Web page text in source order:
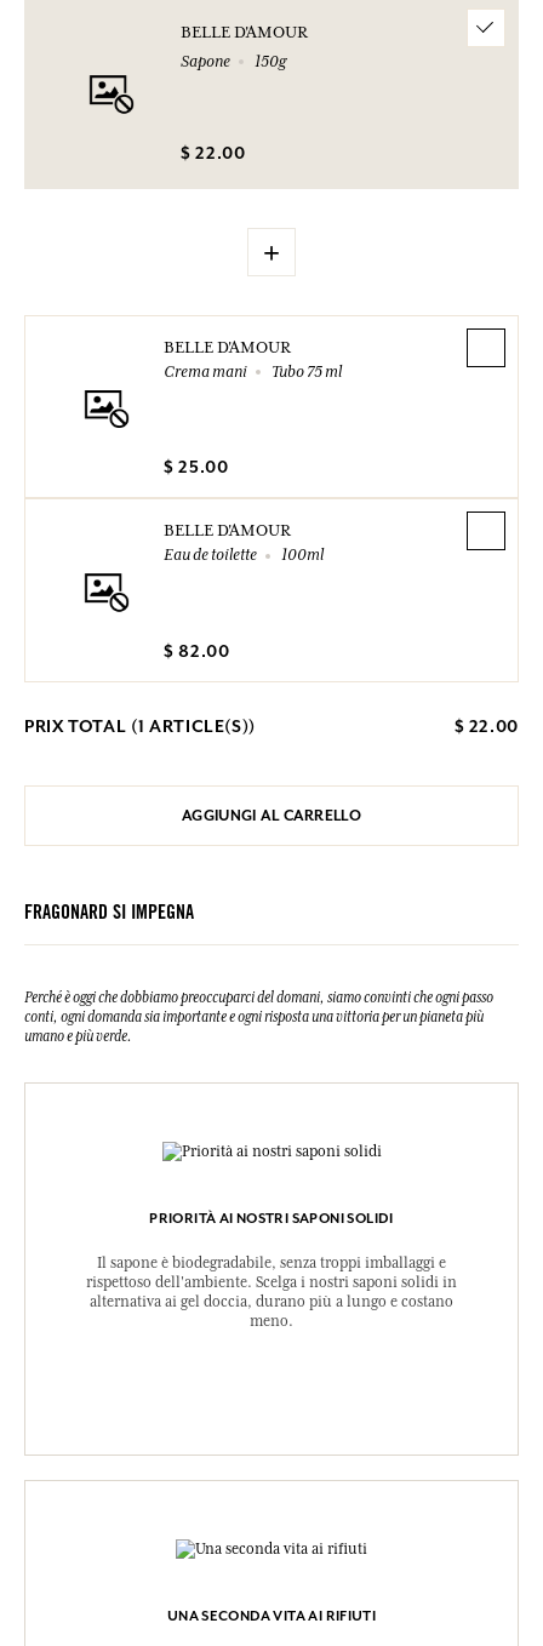
BELLE D'AMOUR
Sapone
150g
$ 22.00
+
BELLE D'AMOUR
Crema mani
Tubo 75 ml
$ 25.00
BELLE D'AMOUR
Eau de toilette
100ml
$ 82.00
PRIX TOTAL (1 ARTICLE(S)) $ 22.00
AGGIUNGI AL CARRELLO
FRAGONARD SI IMPEGNA
Perché è oggi che dobbiamo preoccuparci del domani, siamo convinti che ogni passo
conti, ogni domanda sia importante e ogni risposta una vittoria per un pianeta più
umano e più verde.
PRIORITÀ AI NOSTRI SAPONI SOLIDI
Il sapone è biodegradabile, senza troppi imballaggi e
rispettoso dell'ambiente. Scelga i nostri saponi solidi in
alternativa ai gel doccia, durano più a lungo e costano
meno.
UNA SECONDA VITA AI RIFIUTI